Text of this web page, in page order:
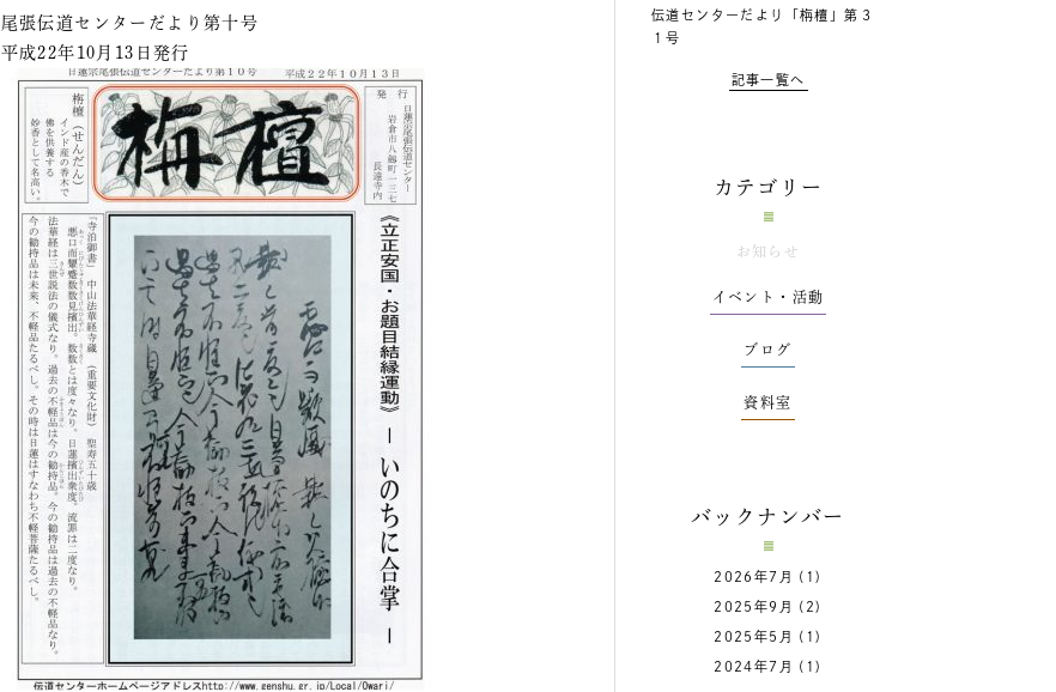
尾張伝道センターだより第十号
平成22年10月13日発行
伝道センターだより「栴檀」第３
１号
記事一覧へ
カテゴリー
お知らせ
イベント・活動
ブログ
資料室
バックナンバー
2026年7月 (1)
2025年9月 (2)
2025年5月 (1)
2024年7月 (1)